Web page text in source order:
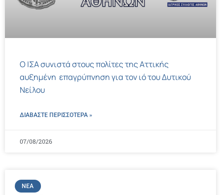
Ο ΙΣΑ συνιστά στους πολίτες της Αττικής
αυξημένη επαγρύπνηση για τον ιό του Δυτικού
Νείλου
ΔΙΑΒΑΣΤΕ ΠΕΡΙΣΣΌΤΕΡΑ »
07/08/2026
ΝΈΑ